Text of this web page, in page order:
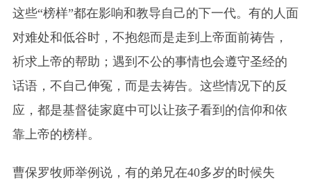
这些“榜样”都在影响和教导自己的下一代。有的人面
对难处和低谷时，不抱怨而是走到上帝面前祷告，
祈求上帝的帮助；遇到不公的事情也会遵守圣经的
话语，不自己伸冤，而是去祷告。这些情况下的反
应，都是基督徒家庭中可以让孩子看到的信仰和依
靠上帝的榜样。
曹保罗牧师举例说，有的弟兄在40多岁的时候失